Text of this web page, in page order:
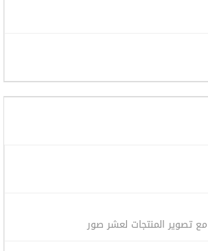
تصوير المنتجات لعشر صور